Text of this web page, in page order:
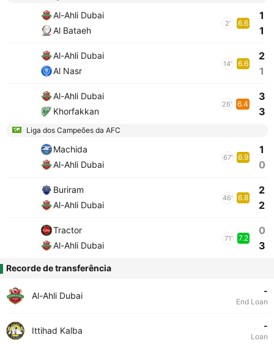
Al-Ahli Dubai
Al Bataeh
2' 6.6
1
1
Al-Ahli Dubai
Al Nasr
14' 6.6
2
1
Al-Ahli Dubai
Khorfakkan
26' 6.4
3
3
Liga dos Campeões da AFC
Machida
Al-Ahli Dubai
67' 6.9
1
0
Buriram
Al-Ahli Dubai
46' 6.8
2
2
Tractor
Al-Ahli Dubai
71' 7.2
0
3
Recorde de transferência
Al-Ahli Dubai -
End Loan
Ittihad Kalba -
Loan